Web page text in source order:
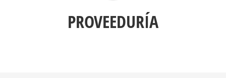
PROVEEDURÍA